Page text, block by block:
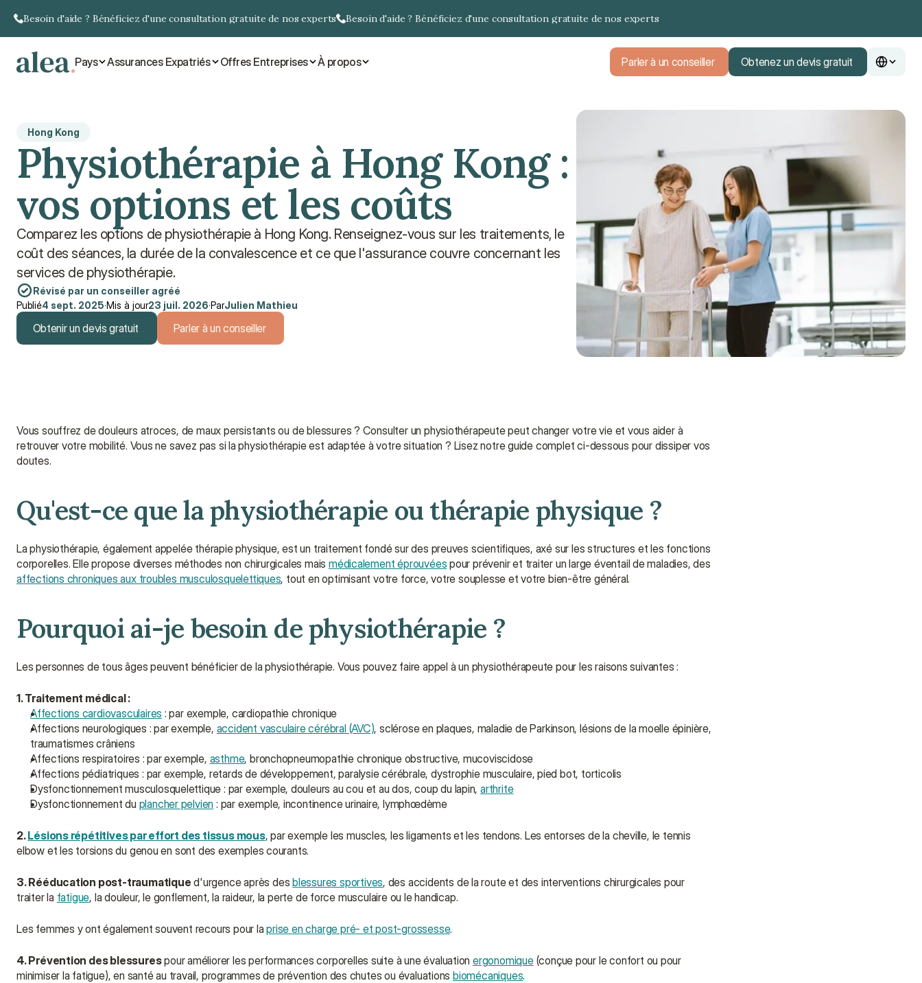
Besoin d'aide ? Bénéficiez d'une consultation gratuite de nos experts Besoin d'aide ? Bénéficiez d'une consultation gratuite de nos experts
Pays Assurances Expatriés Offres Entreprises À propos Parler à un conseiller Obtenez un devis gratuit
Hong Kong
Physiothérapie à Hong Kong :
vos options et les coûts
Comparez les options de physiothérapie à Hong Kong. Renseignez-vous sur les traitements, le
coût des séances, la durée de la convalescence et ce que l'assurance couvre concernant les
services de physiothérapie.
Révisé par un conseiller agréé
Publié4 sept. 2025·Mis à jour23 juil. 2026·ParJulien Mathieu
Obtenir un devis gratuit Parler à un conseiller
Vous souffrez de douleurs atroces, de maux persistants ou de blessures ? Consulter un physiothérapeute peut changer votre vie et vous aider à
retrouver votre mobilité. Vous ne savez pas si la physiothérapie est adaptée à votre situation ? Lisez notre guide complet ci-dessous pour dissiper vos
doutes.
Qu'est-ce que la physiothérapie ou thérapie physique ?
La physiothérapie, également appelée thérapie physique, est un traitement fondé sur des preuves scientifiques, axé sur les structures et les fonctions
corporelles. Elle propose diverses méthodes non chirurgicales mais médicalement éprouvées
affections chroniques aux troubles musculosquelettiques, tout en optimisant votre force, votre souplesse et votre bien-être général.
Pourquoi ai-je besoin de physiothérapie ?
Les personnes de tous âges peuvent bénéficier de la physiothérapie. Vous pouvez faire appel à un physiothérapeute pour les raisons suivantes :
1. Traitement médical :
Affections cardiovasculaires : par exemple, cardiopathie chronique
Affections neurologiques : par exemple, accident vasculaire cérébral (AVC), sclérose en plaques, maladie de Parkinson, lésions de la moelle épinière,
traumatismes crâniens
Affections respiratoires : par exemple, asthme, bronchopneumopathie chronique obstructive, mucoviscidose
Affections pédiatriques : par exemple, retards de développement, paralysie cérébrale, dystrophie musculaire, pied bot, torticolis
Dysfonctionnement musculosquelettique : par exemple, douleurs au cou et au dos, coup du lapin, arthrite
Dysfonctionnement du plancher pelvien : par exemple, incontinence urinaire, lymphœdème
2. Lésions répétitives par effort des tissus mous, par exemple les muscles, les ligaments et les tendons. Les entorses de la cheville, le tennis
elbow et les torsions du genou en sont des exemples courants.
3. Rééducation post-traumatique d'urgence après des blessures sportives, des accidents de la route et des interventions chirurgicales pour
traiter la fatigue, la douleur, le gonflement, la raideur, la perte de force musculaire ou le handicap.
Les femmes y ont également souvent recours pour la prise en charge pré- et post-grossesse.
4. Prévention des blessures pour améliorer les performances corporelles suite à une évaluation ergonomique (conçue pour le confort ou pour
minimiser la fatigue), en santé au travail, programmes de prévention des chutes ou évaluations biomécaniques.